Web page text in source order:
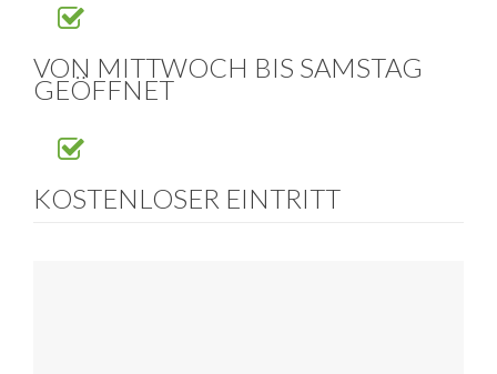
VON MITTWOCH BIS SAMSTAG
GEÖFFNET
KOSTENLOSER EINTRITT